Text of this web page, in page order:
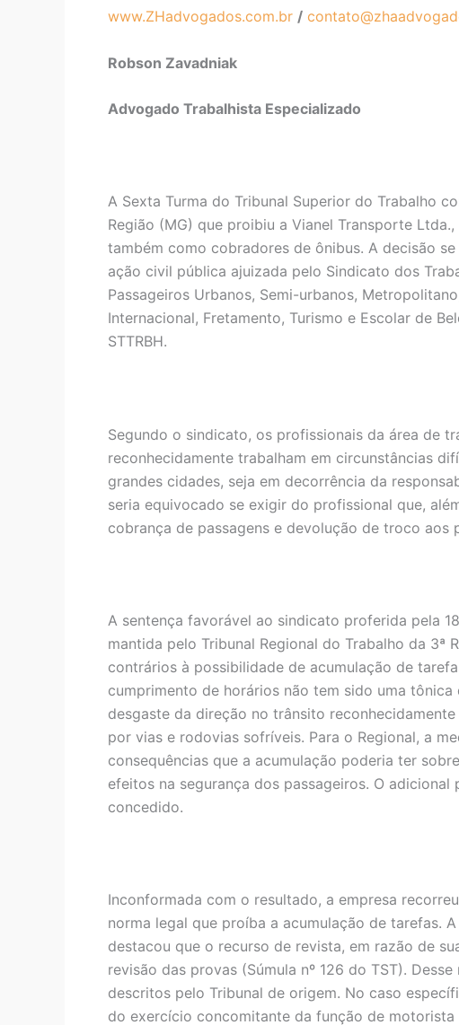
www.ZHadvogados.com.br /
Robson Zavadniak
Advogado Trabalhista Especializado
A Sexta Turma do Tribunal Superior do Trabalho
Região (MG) que proibiu a Vianel Transporte
também como cobradores de ônibus. A decisão
ação civil pública ajuizada pelo Sindicato dos
Passageiros Urbanos, Semi-urbanos,
Internacional, Fretamento, Turismo e Escolar de
STTRBH.
Segundo o sindicato, os profissionais da área de
reconhecidamente trabalham em circunstâncias
grandes cidades, seja em decorrência da
seria equivocado se exigir do profissional que,
cobrança de passagens e devolução de troco aos
A sentença favorável ao sindicato proferida pela
mantida pelo Tribunal Regional do Trabalho da 3ª
contrários à possibilidade de acumulação de
cumprimento de horários não tem sido uma tônica
desgaste da direção no trânsito
por vias e rodovias sofríveis. Para o Regional, a
consequências que a acumulação poderia ter
efeitos na segurança dos passageiros. O
concedido.
Inconformada com o resultado, a empresa
norma legal que proíba a acumulação de tarefas.
destacou que o recurso de revista, em razão de
revisão das provas (Súmula nº 126 do TST).
descritos pelo Tribunal de origem. No caso
do exercício concomitante da função de